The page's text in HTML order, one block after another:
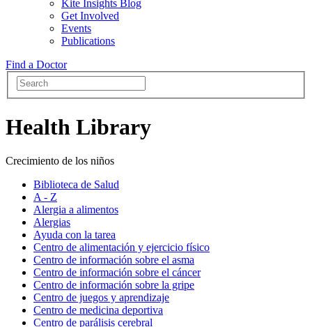
Kite Insights Blog
Get Involved
Events
Publications
Find a Doctor
Health Library
Crecimiento de los niños
Biblioteca de Salud
A - Z
Alergia a alimentos
Alergias
Ayuda con la tarea
Centro de alimentación y ejercicio físico
Centro de información sobre el asma
Centro de información sobre el cáncer
Centro de información sobre la gripe
Centro de juegos y aprendizaje
Centro de medicina deportiva
Centro de parálisis cerebral